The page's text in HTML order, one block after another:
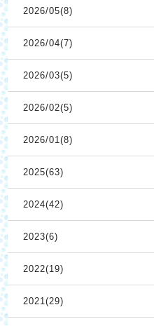
2026/05(8)
2026/04(7)
2026/03(5)
2026/02(5)
2026/01(8)
2025(63)
2024(42)
2023(6)
2022(19)
2021(29)